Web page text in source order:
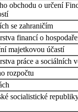
obchodu o určení
se zahraničím
financí o
majetkovou účastí
práce a sociálních
rozpočtu
socialistické